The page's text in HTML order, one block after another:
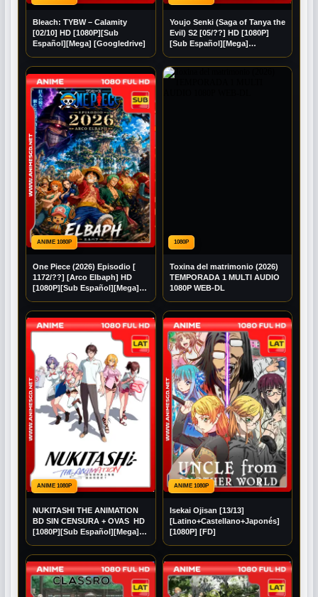
Bleach: TYBW – Calamity
[02/10] HD [1080P][Sub
Español][Mega] [Googledrive]
Youjo Senki (Saga of Tanya the
Evil) S2 [05/??] HD [1080P]
[Sub Español][Mega]
ANIME 1080P
One Piece (2026) Episodio [
1172/??] [Arco Elbaph] HD
[1080P][Sub Español][Mega]
1080P
Toxina del matrimonio (2026)
TEMPORADA 1 MULTI AUDIO
1080P WEB-DL
ANIME 1080P
NUKITASHI THE ANIMATION
BD SIN CENSURA + OVAS HD
[1080P][Sub Español][Mega]
ANIME 1080P
Isekai Ojisan [13/13]
[Latino+Castellano+Japonés]
[1080P] [FD]